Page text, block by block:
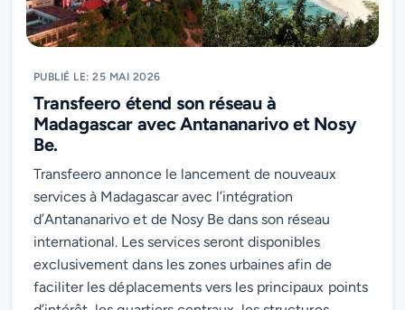
PUBLIÉ LE: 25 MAI 2026
Transfeero étend son réseau à
Madagascar avec Antananarivo et Nosy
Be.
Transfeero annonce le lancement de nouveaux
services à Madagascar avec l’intégration
d’Antananarivo et de Nosy Be dans son réseau
international. Les services seront disponibles
exclusivement dans les zones urbaines afin de
faciliter les déplacements vers les principaux points